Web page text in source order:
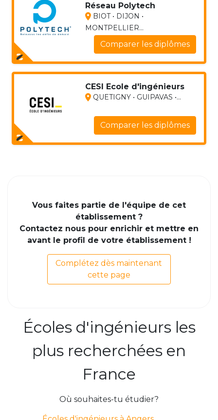
Réseau Polytech
BIOT • DIJON •
MONTPELLIER...
Comparer les diplômes
CESI Ecole d'ingénieurs
QUETIGNY • GUIPAVAS •...
Comparer les diplômes
Vous faites partie de l'équipe de cet
établissement ?
Contactez nous pour enrichir et mettre en
avant le profil de votre établissement !
Complétez dès maintenant
cette page
Écoles d'ingénieurs les
plus recherchées en
France
Où souhaites-tu étudier?